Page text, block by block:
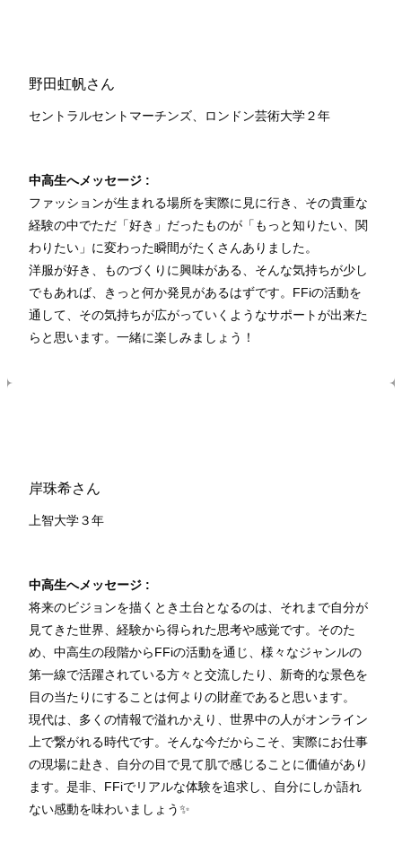
野田虹帆さん
セントラルセントマーチンズ、ロンドン芸術大学２年
中高生へメッセージ :
ファッションが生まれる場所を実際に見に行き、その貴重な
経験の中でただ「好き」だったものが「もっと知りたい、関
わりたい」に変わった瞬間がたくさんありました。
洋服が好き、ものづくりに興味がある、そんな気持ちが少し
でもあれば、きっと何か発見があるはずです。FFiの活動を
通して、その気持ちが広がっていくようなサポートが出来た
らと思います。一緒に楽しみましょう！
岸珠希さん
上智大学３年
中高生へメッセージ :
将来のビジョンを描くとき土台となるのは、それまで自分が
見てきた世界、経験から得られた思考や感覚です。そのた
め、中高生の段階からFFiの活動を通じ、様々なジャンルの
第一線で活躍されている方々と交流したり、新奇的な景色を
目の当たりにすることは何よりの財産であると思います。
現代は、多くの情報で溢れかえり、世界中の人がオンライン
上で繋がれる時代です。そんな今だからこそ、実際にお仕事
の現場に赴き、自分の目で見て肌で感じることに価値があり
ます。是非、FFiでリアルな体験を追求し、自分にしか語れ
ない感動を味わいましょう✨